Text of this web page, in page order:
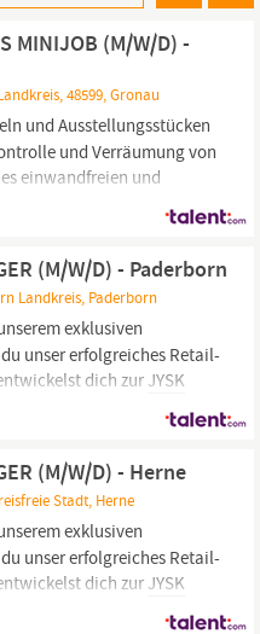
MINIJOB (M/W/D) -
48599, Gronau
und Ausstellungsstücken
und Verräumung von
einwandfreien und
Möbelflächen Einhaltung
WAS SOLLTEST DU
und körperliche
(M/W/D) - Paderborn
Landkreis, Paderborn
exklusiven
unser erfolgreiches Retail-
dich zur JYSK
eigenen Store. Werde
das Entwicklung und
(M/W/D) - Herne
Stadt, Herne
exklusiven
unser erfolgreiches Retail-
dich zur JYSK
eigenen Store. Werde